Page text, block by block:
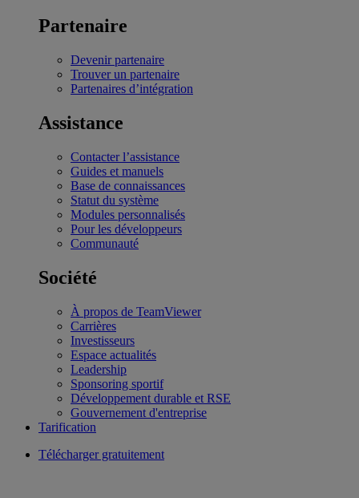
Partenaire
Devenir partenaire
Trouver un partenaire
Partenaires d’intégration
Assistance
Contacter l’assistance
Guides et manuels
Base de connaissances
Statut du système
Modules personnalisés
Pour les développeurs
Communauté
Société
À propos de TeamViewer
Carrières
Investisseurs
Espace actualités
Leadership
Sponsoring sportif
Développement durable et RSE
Gouvernement d'entreprise
Tarification
Télécharger gratuitement